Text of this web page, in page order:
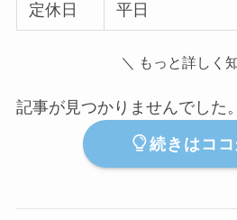
定休日 平日
＼ もっと詳しく
記事が見つかりませんでした。
続きはココ